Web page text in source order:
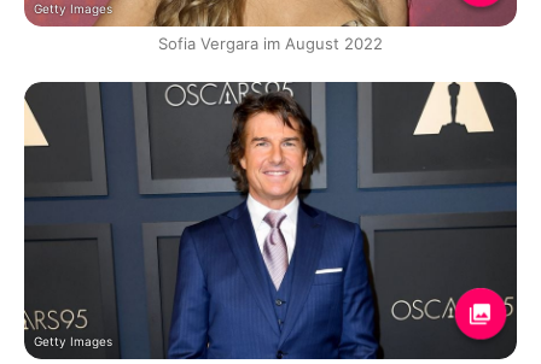
Getty Images
Sofia Vergara im August 2022
Getty Images